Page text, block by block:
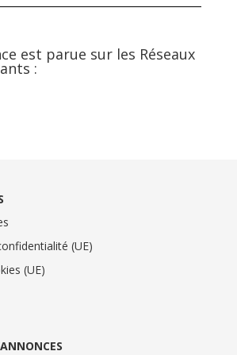
est parue sur les Réseaux
:
(UE)
(UE)